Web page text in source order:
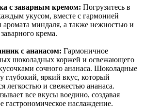
с заварным кремом: Погрузитесь в
укусом, вместе с гармонией
аромата миндаля, а также нежностью и
крема.
с ананасом: Гармоничное
шоколадных коржей и освежающего
сочного ананаса. Шоколадные
глубокий, яркий вкус, который
легкостью и свежестью ананаса.
все вкусы воедино, создавая
гастрономическое наслаждение.